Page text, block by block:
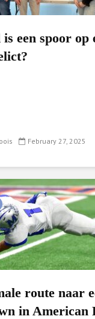
een spoor op
February 27, 2025
route naar
in American